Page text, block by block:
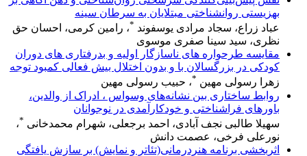
بهزیستی روانشناختی مبتلایان به سرطان سینه
عباد زراع، سجاد مرادی یوسفوند *، رامین کرمی، احسان حق
نظری، سید سینا صفری موسوی
مقایسه طرحواره های ناسازگار اولیه و بدرفتاری های دوران
کودکی در بزرگسالان با و بدون اختلال بیش فعالی کمبود توجه
زهرا رسولی مهین * ، حبیب رسولی مهین
روابط ساختاری بین نشانه‌های وسواس ، ادراک از والدین،
باورهای فراشناختی و خودکارآمدی در نوجوانان
سهیلا طالبی نجف آبادی، احمد برجعلی، شهرام محمدخانی *،
نورعلی فرخی، عصمت دانش
اثربخشی برنامه هنردرمانی(تئاتر و نمایش) بر سازش یافتگی